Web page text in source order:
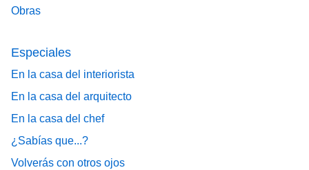
Obras
Especiales
En la casa del interiorista
En la casa del arquitecto
En la casa del chef
¿Sabías que...?
Volverás con otros ojos